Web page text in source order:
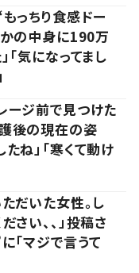
っちり食感ドー
の中身に190万
「気になってまし
ージ前で見つけた
後の現在の姿
ね」「寒くて動け
だいた女性。し
さい、、」投稿さ
「マジで言うて